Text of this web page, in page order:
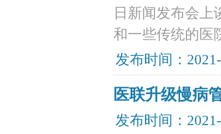
日新闻发布会上
和一些传统的医
发布时间：
医联升级慢病
发布时间：